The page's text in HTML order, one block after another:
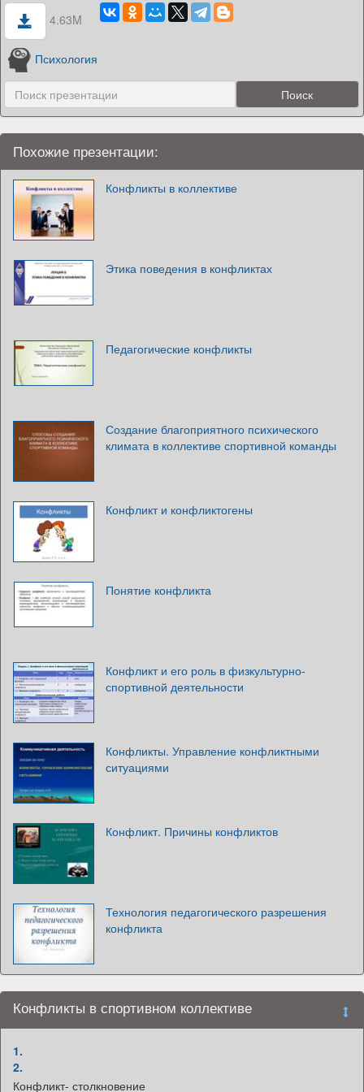
4.63M
Психология
Похожие презентации:
Конфликты в коллективе
Этика поведения в конфликтах
Педагогические конфликты
Создание благоприятного психического
климата в коллективе спортивной команды
Конфликт и конфликтогены
Понятие конфликта
Конфликт и его роль в физкультурно-
спортивной деятельности
Конфликты. Управление конфликтными
ситуациями
Конфликт. Причины конфликтов
Технология педагогического разрешения
конфликта
Конфликты в спортивном коллективе
1.
2.
Конфликт- столкновение